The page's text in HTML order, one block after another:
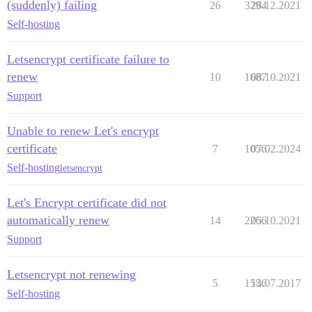
(suddenly) failing
Self-hosting
26 3294
28.12.2021
Letsencrypt certificate failure to
renew
Support
10 1687
08.10.2021
Unable to renew Let's encrypt
certificate
Self-hostingletsencrypt
7 1056
07.02.2024
Let's Encrypt certificate did not
automatically renew
Support
14 2266
05.10.2021
Letsencrypt not renewing
Self-hosting
5 1556
14.07.2017